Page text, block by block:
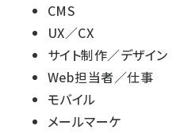
CMS
UX／CX
サイト制作／デザイン
Web担当者／仕事
モバイル
メールマーケ